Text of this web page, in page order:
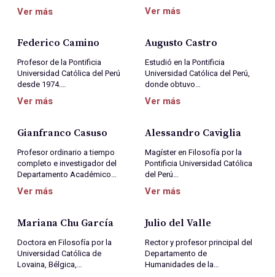
Ver más Ver más
Federico Camino
Profesor de la Pontificia
Universidad Católica del Perú
desde 1974.…
Ver más
Augusto Castro
Estudió en la Pontificia
Universidad Católica del Perú,
donde obtuvo…
Ver más
Gianfranco Casuso
Profesor ordinario a tiempo
completo e investigador del
Departamento Académico…
Ver más
Alessandro Caviglia
Magíster en Filosofía por la
Pontificia Universidad Católica
del Perú…
Ver más
Mariana Chu García
Doctora en Filosofía por la
Universidad Católica de
Lovaina, Bélgica,…
Julio del Valle
Rector y profesor principal del
Departamento de
Humanidades de la…